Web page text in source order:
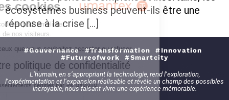
écosystèmes business peuvent-ils être une
réponse à la crise […]
#Gouvernance #Transformation #Innovation
#Futureofwork #Smartcity
L’humain, en s’appropriant la technologie, rend l’exploration,
l’expérimentation et l’expansion réalisable et révèle un champ des possibles
incroyable, nous faisant vivre une expérience mémorable.
des cookies
des cookies pour améliorer
auprès de nos visiteurs.
gérer ceux que vous souhaitez accepter ou refuser.
notre politique de confidentialité
Consentements certifiés par